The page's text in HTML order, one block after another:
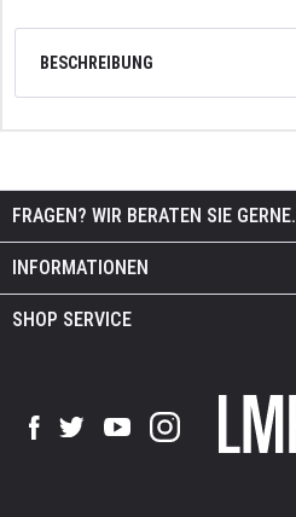
BESCHREIBUNG
FRAGEN? WIR BERATEN SIE GERNE.
INFORMATIONEN
SHOP SERVICE